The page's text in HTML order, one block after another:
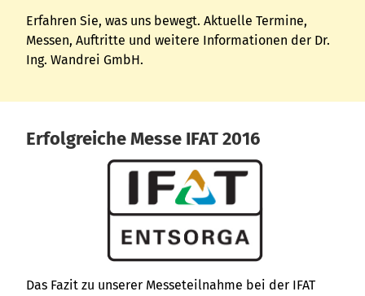
Erfahren Sie, was uns bewegt. Aktuelle Termine,
Messen, Auftritte und weitere Informationen der Dr.
Ing. Wandrei GmbH.
Erfolgreiche Messe IFAT 2016
Das Fazit zu unserer Messeteilnahme bei der IFAT